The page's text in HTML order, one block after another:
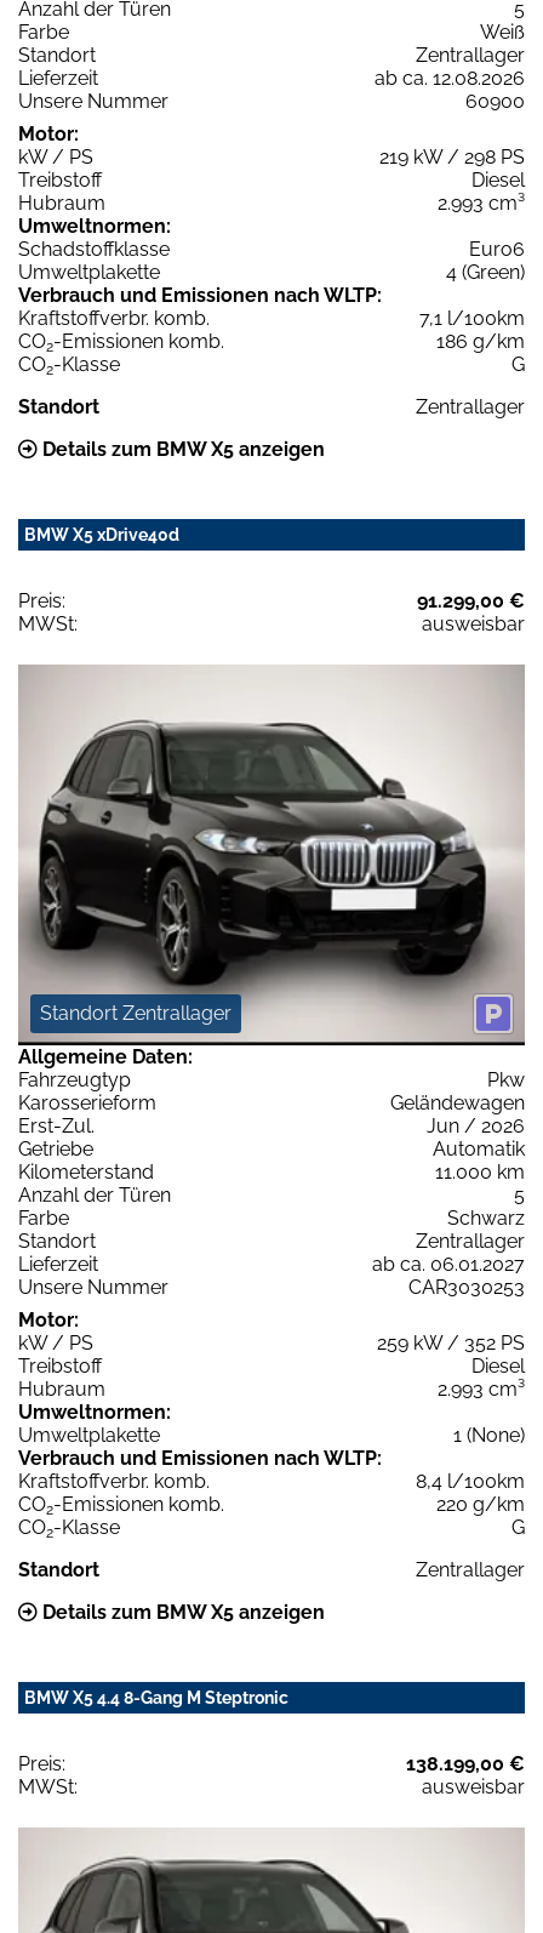
Anzahl der Türen
5
Farbe
Weiß
Standort
Zentrallager
Lieferzeit
ab ca. 12.08.2026
Unsere Nummer
60900
Motor:
kW / PS
219 kW / 298 PS
Treibstoff
Diesel
Hubraum
2.993 cm³
Umweltnormen:
Schadstoffklasse
Euro6
Umweltplakette
4 (Green)
Verbrauch und Emissionen nach WLTP:
Kraftstoffverbr. komb.
7,1 l/100km
CO2-Emissionen komb.
186 g/km
CO2-Klasse
G
Standort
Zentrallager
Details zum BMW X5 anzeigen
BMW X5 xDrive40d
Preis:
91.299,00 €
MWSt:
ausweisbar
Standort Zentrallager
Allgemeine Daten:
Fahrzeugtyp
Pkw
Karosserieform
Geländewagen
Erst-Zul.
Jun / 2026
Getriebe
Automatik
Kilometerstand
11.000 km
Anzahl der Türen
5
Farbe
Schwarz
Standort
Zentrallager
Lieferzeit
ab ca. 06.01.2027
Unsere Nummer
CAR3030253
Motor:
kW / PS
259 kW / 352 PS
Treibstoff
Diesel
Hubraum
2.993 cm³
Umweltnormen:
Umweltplakette
1 (None)
Verbrauch und Emissionen nach WLTP:
Kraftstoffverbr. komb.
8,4 l/100km
CO2-Emissionen komb.
220 g/km
CO2-Klasse
G
Standort
Zentrallager
Details zum BMW X5 anzeigen
BMW X5 4.4 8-Gang M Steptronic
Preis:
138.199,00 €
MWSt:
ausweisbar